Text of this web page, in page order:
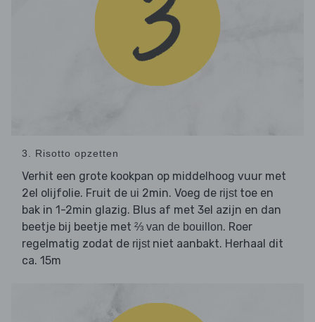
3. Risotto opzetten
Verhit een grote kookpan op middelhoog vuur met
2el olijfolie. Fruit de ui 2min. Voeg de rijsttoe en
bak in 1-2min glazig. Blus af met 3el azijn en dan
beetje bij beetje met ⅔ van de bouillon. Roer
regelmatig zodat de rijstniet aanbakt. Herhaal dit
ca. 15m